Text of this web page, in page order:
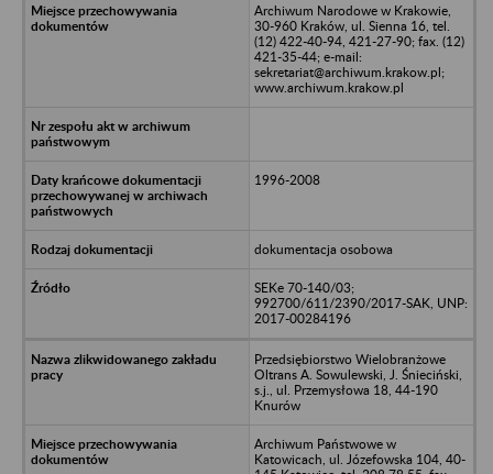
Archiwum Narodowe w Krakowie,
30-960 Kraków, ul. Sienna 16, tel.
(12) 422-40-94, 421-27-90; fax. (12)
421-35-44; e-mail:
sekretariat@archiwum.krakow.pl;
www.archiwum.krakow.pl
1996-2008
dokumentacja osobowa
SEKe 70-140/03;
992700/611/2390/2017-SAK, UNP:
2017-00284196
Przedsiębiorstwo Wielobranżowe
Oltrans A. Sowulewski, J. Śnieciński,
s.j., ul. Przemysłowa 18, 44-190
Knurów
Archiwum Państwowe w
Katowicach, ul. Józefowska 104, 40-